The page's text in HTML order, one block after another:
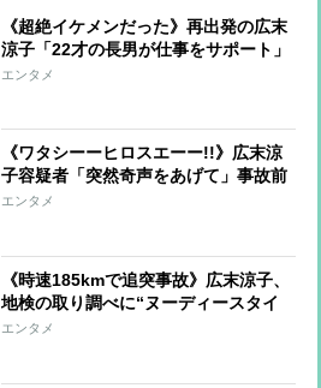
《超絶イケメンだった》再出発の広末
涼子「22才の長男が仕事をサポート」
美人インフルエンサーと真剣交際中の
エンタメ
《ワタシーーヒロスエーー!!》広末涼
子容疑者「突然奇声をあげて」事故前
後の奇行詳報「もともと独自の世界観
エンタメ
《時速185kmで追突事故》広末涼子、
地検の取り調べに“ヌーディースタイ
ル”で出頭 危険運転致傷は適用され
エンタメ